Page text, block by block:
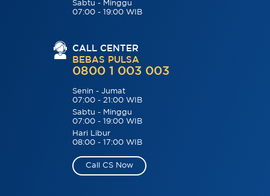
Sabtu - Minggu
07:00 - 19:00 WIB
CALL CENTER
BEBAS PULSA
0800 1 003 003
Senin - Jumat
07:00 - 21:00 WIB
Sabtu - Minggu
07:00 - 19:00 WIB
Hari Libur
08:00 - 17:00 WIB
Call CS Now